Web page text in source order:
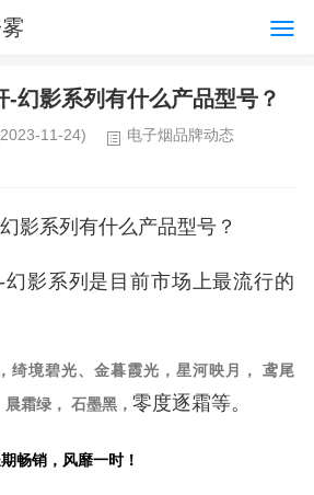
网
-幻影系列有什么产品型号？
11-24)
电子烟品牌动态
影系列有什么产品型号？
影系列是目前市场上最流行的
绮境碧光、金暮霞光，星河映月，
鸢尾
晨霜绿， 石墨黑， 零度逐霜等。
畅销，风靡一时！